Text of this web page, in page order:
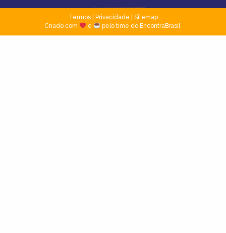
Termos| Privacidade
Sitemap
Criado com
e pelo time do EncontraBrasil